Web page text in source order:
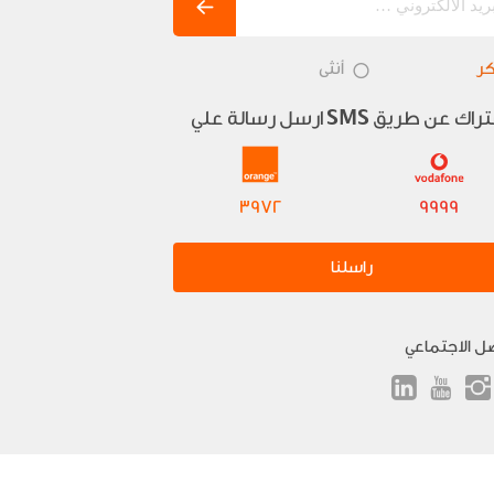
أنثى
عن طريق SMS ارسل رسالة علي
9999
3972
راسلنا
الاجتماعي